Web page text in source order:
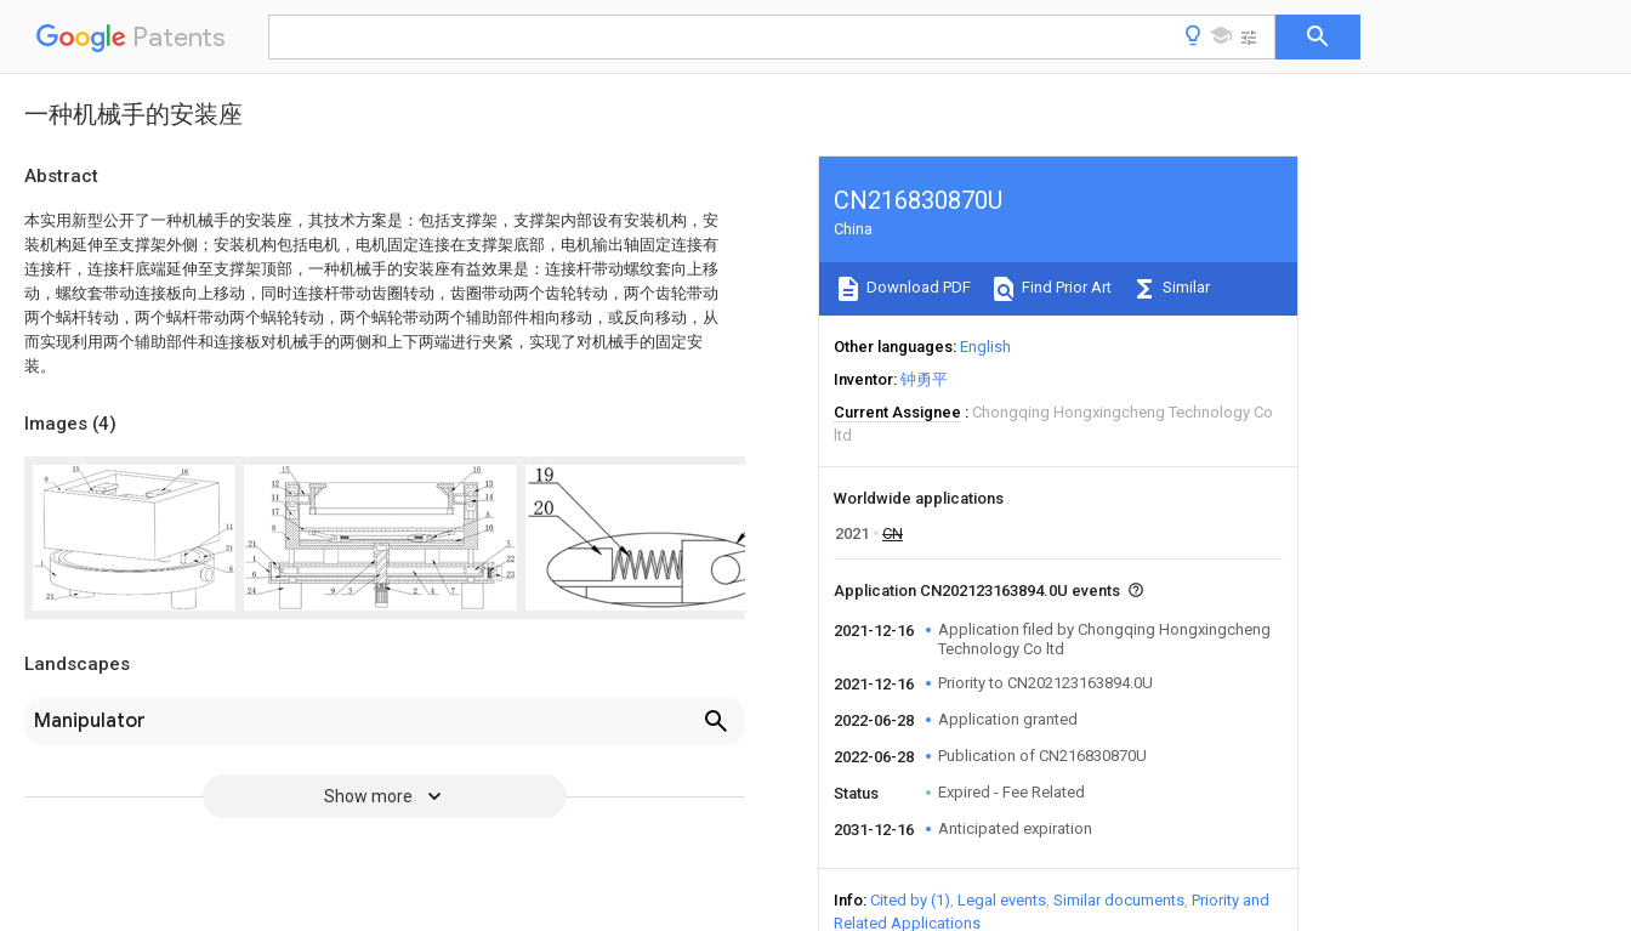
Patents
一种机械手的安装座
Abstract
本实用新型公开了一种机械手的安装座，其技术方案是：包括支撑架，支撑架内部设有安装机构，安
装机构延伸至支撑架外侧；安装机构包括电机，电机固定连接在支撑架底部，电机输出轴固定连接有
连接杆，连接杆底端延伸至支撑架顶部，一种机械手的安装座有益效果是：连接杆带动螺纹套向上移
动，螺纹套带动连接板向上移动，同时连接杆带动齿圈转动，齿圈带动两个齿轮转动，两个齿轮带动
两个蜗杆转动，两个蜗杆带动两个蜗轮转动，两个蜗轮带动两个辅助部件相向移动，或反向移动，从
而实现利用两个辅助部件和连接板对机械手的两侧和上下两端进行夹紧，实现了对机械手的固定安
装。
Images (4)
Landscapes
Manipulator
Show more
CN216830870U
China
Download PDF Find Prior Art Similar
Other languages English
Inventor 钟勇平
Current Assignee
Chongqing Hongxingcheng Technology Co
ltd
Worldwide applications
2021
CN
Application CN202123163894.0U events
2021-12-16
Application filed by Chongqing Hongxingcheng
Technology Co ltd
2021-12-16
Priority to CN202123163894.0U
2022-06-28 Application granted
2022-06-28 Publication of CN216830870U
Status Expired - Fee Related
2031-12-16 Anticipated expiration
Info Cited by (1) Legal events Similar documents Priority and
Related Applications